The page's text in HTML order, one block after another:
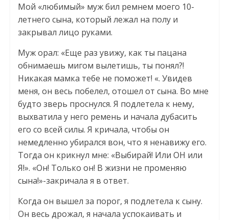
Мой «любимый» муж бил ремнем моего 10-
летнего сына, который лежал на полу и
закрывал лицо руками.
Муж орал: «Еще раз увижу, как ты пацана
обнимаешь мигом вылетишь, ты понял?!
Никакая мамка тебе не поможет! «. Увидев
меня, он весь побелел, отошел от сына. Во мне
будто зверь проснулся. Я подлетела к нему,
выхватила у него ремень и начала дубасить
его со всей силы. Я кричала, чтобы он
немедленно убирался вон, что я ненавижу его.
Тогда он крикнул мне: «Выбирай! Или ОН или
Я!». «Он! Только он! В жизни не променяю
сына!»-закричала я в ответ.
Когда он вышел за порог, я подлетела к сыну.
Он весь дрожал, я начала успокаивать и